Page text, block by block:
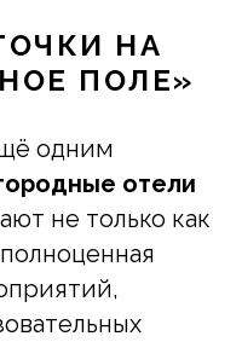
НА
ПОЛЕ»
одним
отели
не только как